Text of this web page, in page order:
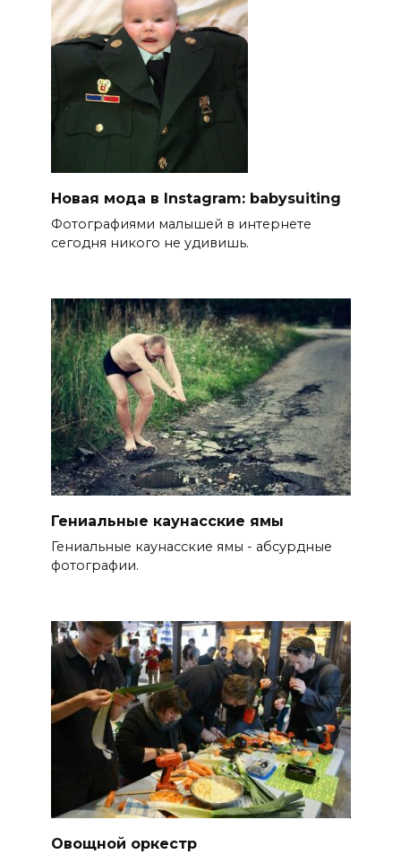
Новая мода в Instagram: babysuiting
Фотографиями малышей в интернете
сегодня никого не удивишь.
Гениальные каунасские ямы
Гениальные каунасские ямы - абсурдные
фотографии.
Овощной оркестр